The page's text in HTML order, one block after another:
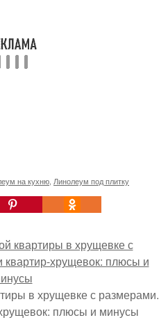
на кухню Линолеум под плитку
в хрущевке с размерами.
плюсы и минусы